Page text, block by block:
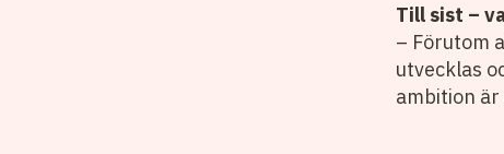
Till sist –
– Förutom
utvecklas
ambition